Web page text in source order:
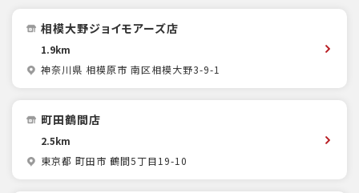
相模大野ジョイモアーズ店
1.9km
神奈川県 相模原市 南区相模大野3-9-1
町田鶴間店
2.5km
東京都 町田市 鶴間5丁目19-10